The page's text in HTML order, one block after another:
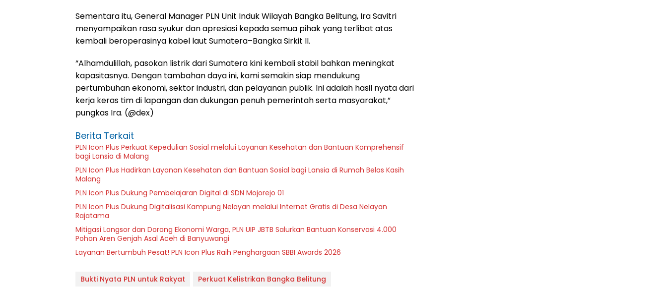
Sementara itu, General Manager PLN Unit Induk Wilayah Bangka Belitung, Ira Savitri
menyampaikan rasa syukur dan apresiasi kepada semua pihak yang terlibat atas
kembali beroperasinya kabel laut Sumatera–Bangka Sirkit II.
“Alhamdulillah, pasokan listrik dari Sumatera kini kembali stabil bahkan meningkat
kapasitasnya. Dengan tambahan daya ini, kami semakin siap mendukung
pertumbuhan ekonomi, sektor industri, dan pelayanan publik. Ini adalah hasil nyata dari
kerja keras tim di lapangan dan dukungan penuh pemerintah serta masyarakat,”
pungkas Ira. (@dex)
Berita Terkait
PLN Icon Plus Perkuat Kepedulian Sosial melalui Layanan Kesehatan dan Bantuan Komprehensif
bagi Lansia di Malang
PLN Icon Plus Hadirkan Layanan Kesehatan dan Bantuan Sosial bagi Lansia di Rumah Belas Kasih
Malang
PLN Icon Plus Dukung Pembelajaran Digital di SDN Mojorejo 01
PLN Icon Plus Dukung Digitalisasi Kampung Nelayan melalui Internet Gratis di Desa Nelayan
Rajatama
Mitigasi Longsor dan Dorong Ekonomi Warga, PLN UIP JBTB Salurkan Bantuan Konservasi 4.000
Pohon Aren Genjah Asal Aceh di Banyuwangi
Layanan Bertumbuh Pesat! PLN Icon Plus Raih Penghargaan SBBI Awards 2026
Bukti Nyata PLN untuk Rakyat
Perkuat Kelistrikan Bangka Belitung